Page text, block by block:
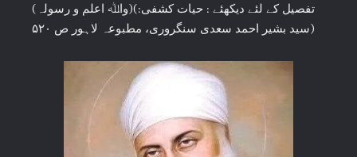
(واﷲ اعلم و رسولہ)(تفصیل کے لئے دیکھئے : حیات کشفی:
سید بشیر احمد سعدی سنگروری، مطبوعہ لاہور ص ۵۲۰)